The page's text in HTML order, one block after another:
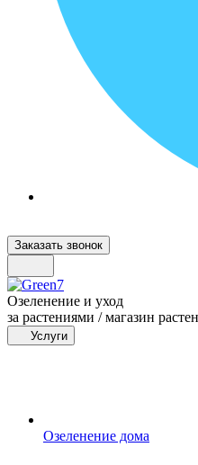
Заказать звонок
Озеленение и уход
за растениями / магазин
Услуги
Озеленение дома